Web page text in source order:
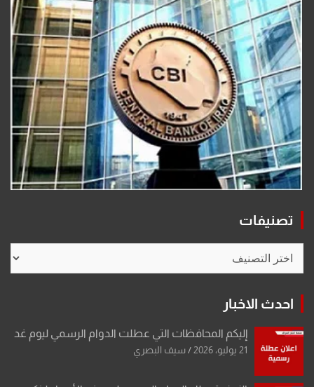
تصنيفات
تصنيفات
احدث الاخبار
إليكم المحافظات التي عطلت الدوام الرسمي ليوم غد
21 يوليو، 2026 سيف البصري